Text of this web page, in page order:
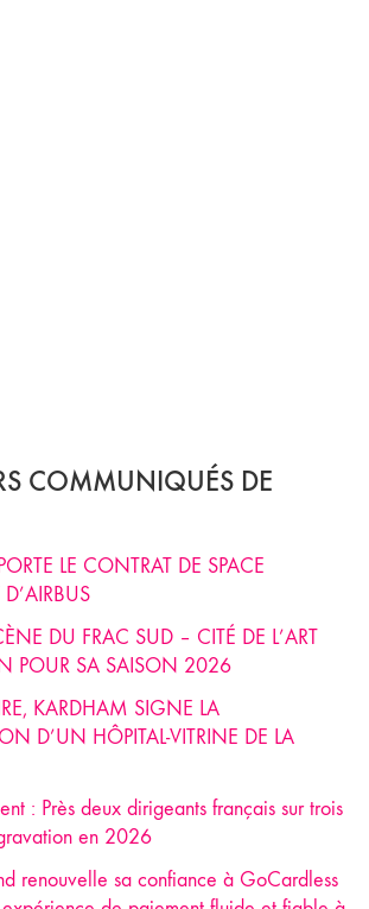
COMMUNIQUÉS DE
LE CONTRAT DE SPACE
DU FRAC SUD – CITÉ DE L’ART
POUR SA SAISON 2026
KARDHAM SIGNE LA
D’UN HÔPITAL-VITRINE DE LA
: Près deux dirigeants français sur trois
en 2026
renouvelle sa confiance à GoCardless